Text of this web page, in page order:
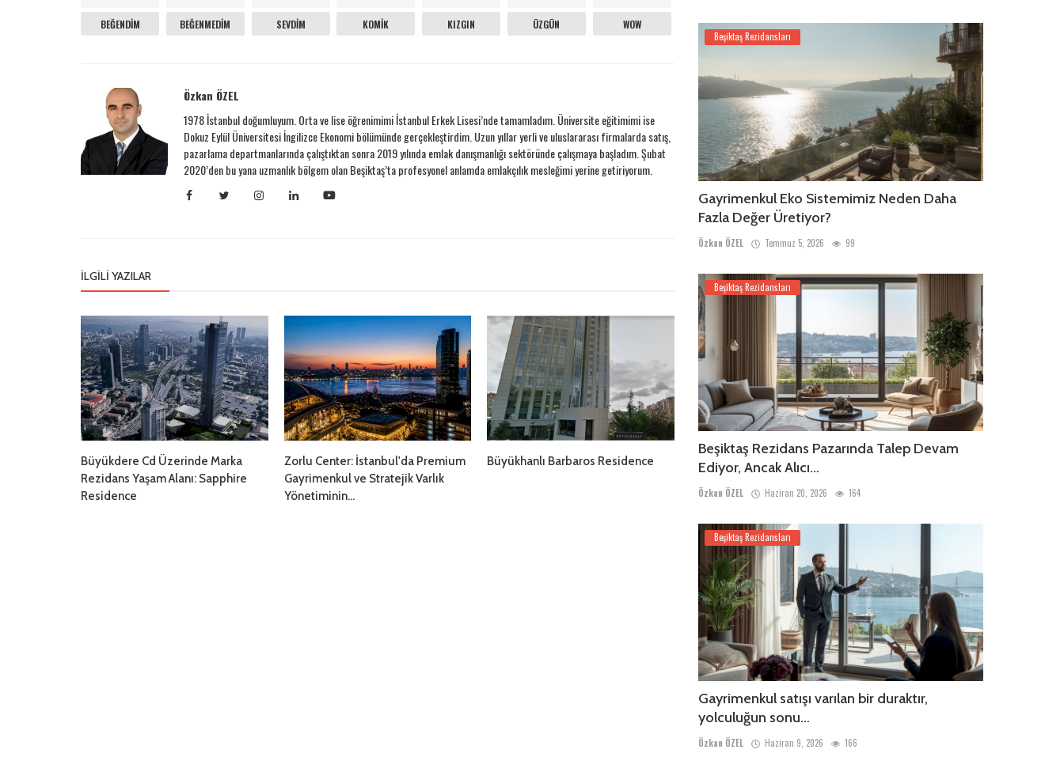
BEĞENDIM BEĞENMEDIM SEVDIM KOMIK KIZGIN ÜZGÜN WOW
Özkan ÖZEL
1978 İstanbul doğumluyum. Orta ve lise öğrenimimi İstanbul Erkek Lisesi’nde tamamladım. Üniversite eğitimimi ise
Dokuz Eylül Üniversitesi İngilizce Ekonomi bölümünde gerçekleştirdim. Uzun yıllar yerli ve uluslararası firmalarda satış,
pazarlama departmanlarında çalıştıktan sonra 2019 yılında emlak danışmanlığı sektöründe çalışmaya başladım. Şubat
2020’den bu yana uzmanlık bölgem olan Beşiktaş’ta profesyonel anlamda emlakçılık mesleğimi yerine getiriyorum.
İLGILI YAZILAR
Büyükdere Cd Üzerinde Marka
Rezidans Yaşam Alanı: Sapphire
Residence
Zorlu Center: İstanbul'da Premium
Gayrimenkul ve Stratejik Varlık
Yönetiminin...
Büyükhanlı Barbaros Residence
Beşiktaş Rezidansları
Gayrimenkul Eko Sistemimiz Neden Daha
Fazla Değer Üretiyor?
Özkan ÖZEL Temmuz 5, 2026 99
Beşiktaş Rezidansları
Beşiktaş Rezidans Pazarında Talep Devam
Ediyor, Ancak Alıcı...
Özkan ÖZEL Haziran 20, 2026 164
Beşiktaş Rezidansları
Gayrimenkul satışı varılan bir duraktır,
yolculuğun sonu...
Özkan ÖZEL Haziran 9, 2026 166